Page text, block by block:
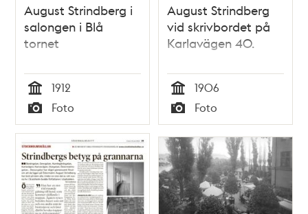
August Strindberg i
salongen i Blå
tornet
Tid
1912
Typ
Foto
August Strindberg
vid skrivbordet på
Karlavägen 40.
Tid
1906
Typ
Foto